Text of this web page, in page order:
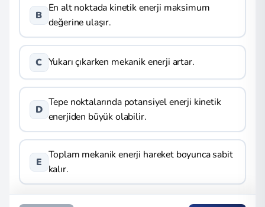
B
En alt noktada kinetik enerji maksimum
değerine ulaşır.
C Yukarı çıkarken mekanik enerji artar.
D
Tepe noktalarında potansiyel enerji kinetik
enerjiden büyük olabilir.
E
Toplam mekanik enerji hareket boyunca sabit
kalır.